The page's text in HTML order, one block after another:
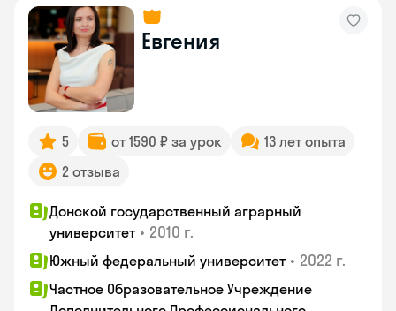
Евгения
5 от 1590 ₽ за урок
13 лет опыта
2 отзыва
Донской государственный аграрный
университет • 2010 г.
Южный федеральный университет • 2022 г.
Частное Образовательное Учреждение